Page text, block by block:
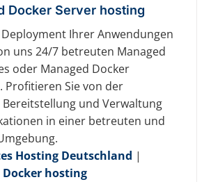
Docker Server hosting
Deployment Ihrer Anwendungen
uns 24/7 betreuten Managed
oder Managed Docker
Profitieren Sie von der
Bereitstellung und Verwaltung
in einer betreuten und
Hosting Deutschland |
Docker hosting